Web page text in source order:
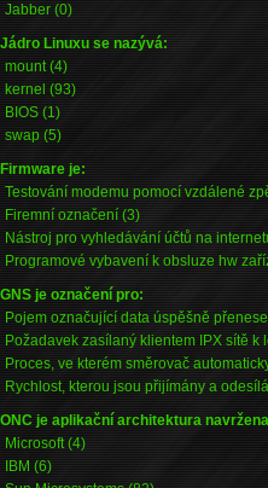
Jabber (0)
Linuxu se nazývá:
mount (4)
kernel (93)
BIOS (1)
swap (5)
je:
Testování modemu pomocí vzdálené
Firemní označení (3)
Nástroj pro vyhledávání účtů na
Programové vybavení k obsluze hw
je označení pro:
Pojem označující data úspěšně
Požadavek zasílaný klientem IPX sítě
Proces, ve kterém směrovač
Rychlost, kterou jsou přijímány a
je aplikační architektura
Microsoft (4)
IBM (6)